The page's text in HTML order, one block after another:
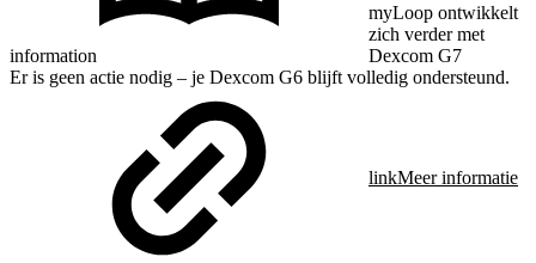
information
myLoop ontwikkelt
zich verder met
Dexcom G7
Er is geen actie nodig – je Dexcom G6 blijft volledig ondersteund.
linkMeer informatie